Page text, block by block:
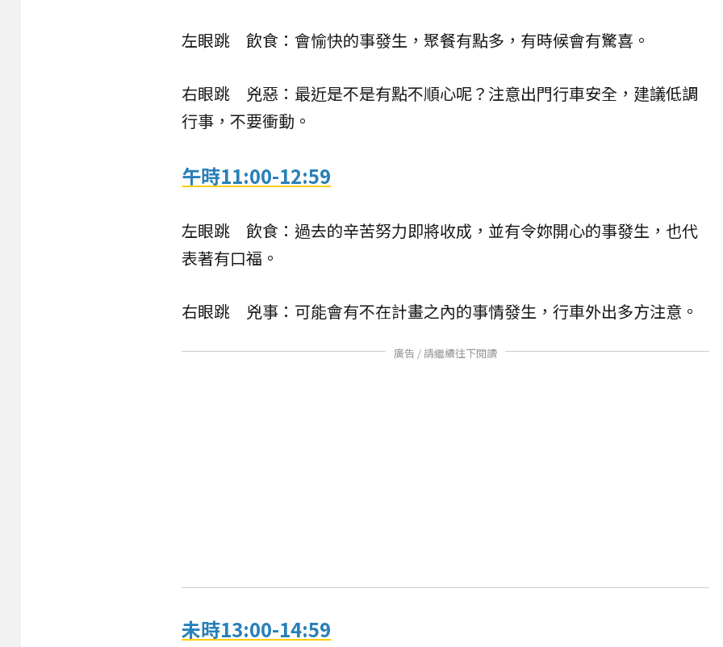
左眼跳 飲食：會愉快的事發生，聚餐有點多，有時候會有驚喜。
右眼跳 兇惡：最近是不是有點不順心呢？注意出門行車安全，建議低調
行事，不要衝動。
午時11:00-12:59
左眼跳 飲食：過去的辛苦努力即將收成，並有令妳開心的事發生，也代
表著有口福。
右眼跳 兇事：可能會有不在計畫之內的事情發生，行車外出多方注意。
廣告 / 請繼續往下閱讀
未時13:00-14:59